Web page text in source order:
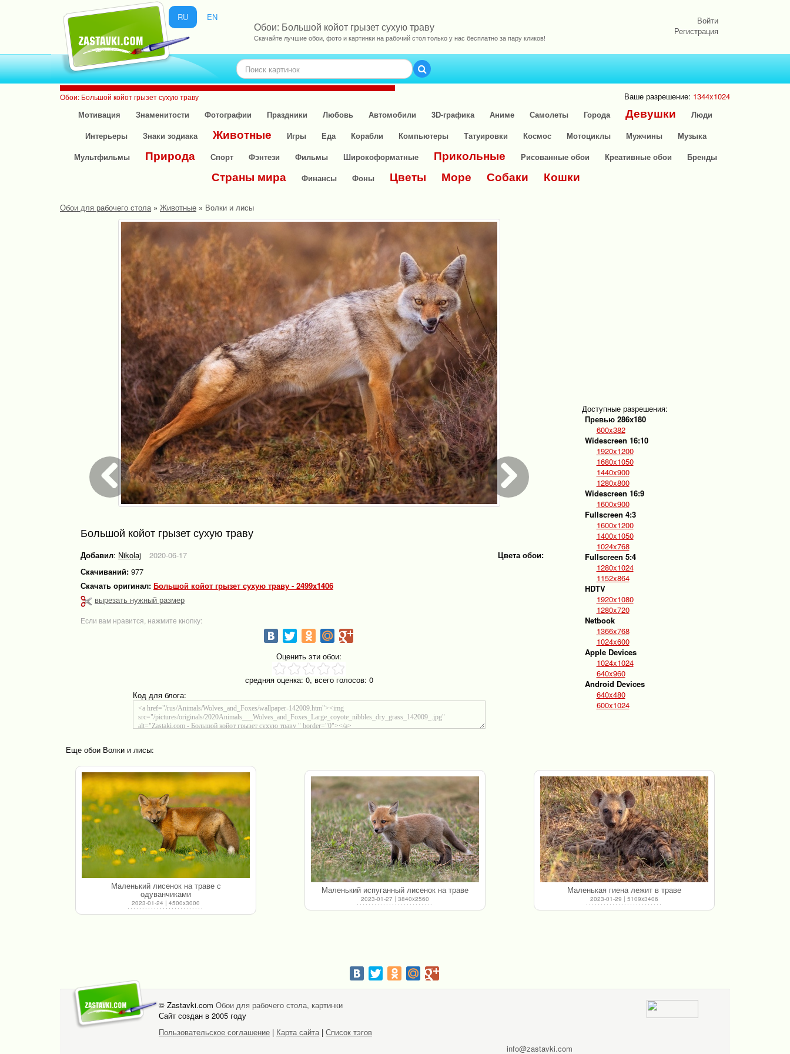
RU EN
Обои: Большой койот грызет сухую траву
Скачайте лучшие обои, фото и картинки на рабочий стол только у нас бесплатно за пару кликов!
Войти
Регистрация
Обои: Большой койот грызет сухую траву Ваше разрешение: 1344x1024
Мотивация
Знаменитости Фотографии Праздники Любовь Автомобили 3D-графика Аниме Самолеты Города Девушки
Люди
Интерьеры
Знаки зодиака Животные Игры Еда Корабли Компьютеры Татуировки Космос Мотоциклы Мужчины
Музыка
Мультфильмы
Природа Спорт Фэнтези Фильмы Широкоформатные Прикольные Рисованные обои Креативные обои Бренды
Страны мира Финансы Фоны Цветы Море Собаки Кошки
Обои для рабочего стола» Животные » Волки и лисы
Большой койот грызет сухую траву
Добавил: Nikolaj
2020-06-17
Скачиваний: 977
Скачать оригинал:
Большой койот грызет сухую траву - 2499x1406
вырезать нужный размер
Цвета обои:
Если вам нравится, нажмите кнопку:
Оценить эти обои:
средняя оценка: 0, всего голосов: 0
Код для блога:
Доступные разрешения:
Превью 286x180
600x382
Widescreen 16:10
1920x1200
1680x1050
1440x900
1280x800
Widescreen 16:9
1600x900
Fullscreen 4:3
1600x1200
1400x1050
1024x768
Fullscreen 5:4
1280x1024
1152x864
HDTV
1920x1080
1280x720
Netbook
1366x768
1024x600
Apple Devices
1024x1024
640x960
Android Devices
640x480
600x1024
Еще обои Волки и лисы:
Маленький лисенок на траве с
одуванчиками
2023-01-24 | 4500x3000
Маленький испуганный лисенок на траве
2023-01-27 | 3840x2560
Маленькая гиена лежит в траве
2023-01-29 | 5109x3406
© Zastavki.com Обои для рабочего стола, картинки
Сайт создан в 2005 году
Пользовательское соглашение | Карта сайта | Список тэгов
info@zastavki.com